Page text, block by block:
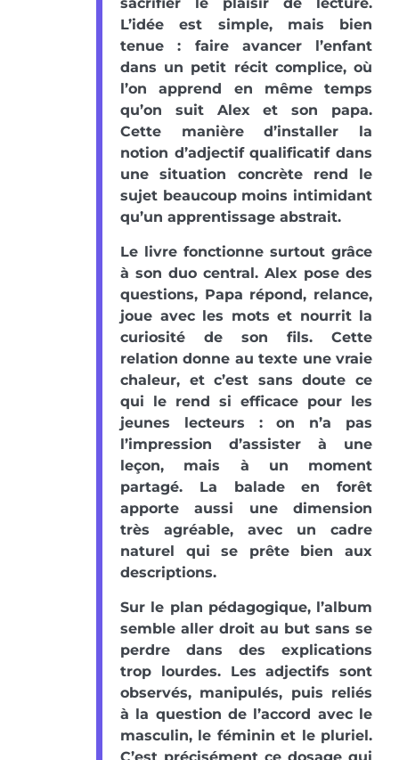
L’idée est simple, mais bien
tenue : faire avancer l’enfant
dans un petit récit complice, où
l’on apprend en même temps
qu’on suit Alex et son papa.
Cette manière d’installer la
notion d’adjectif qualificatif dans
une situation concrète rend le
sujet beaucoup moins intimidant
qu’un apprentissage abstrait.
Le livre fonctionne surtout grâce
à son duo central. Alex pose des
questions, Papa répond, relance,
joue avec les mots et nourrit la
curiosité de son fils. Cette
relation donne au texte une vraie
chaleur, et c’est sans doute ce
qui le rend si efficace pour les
jeunes lecteurs : on n’a pas
l’impression d’assister à une
leçon, mais à un moment
partagé. La balade en forêt
apporte aussi une dimension
très agréable, avec un cadre
naturel qui se prête bien aux
descriptions.
Sur le plan pédagogique, l’album
semble aller droit au but sans se
perdre dans des explications
trop lourdes. Les adjectifs sont
observés, manipulés, puis reliés
à la question de l’accord avec le
masculin, le féminin et le pluriel.